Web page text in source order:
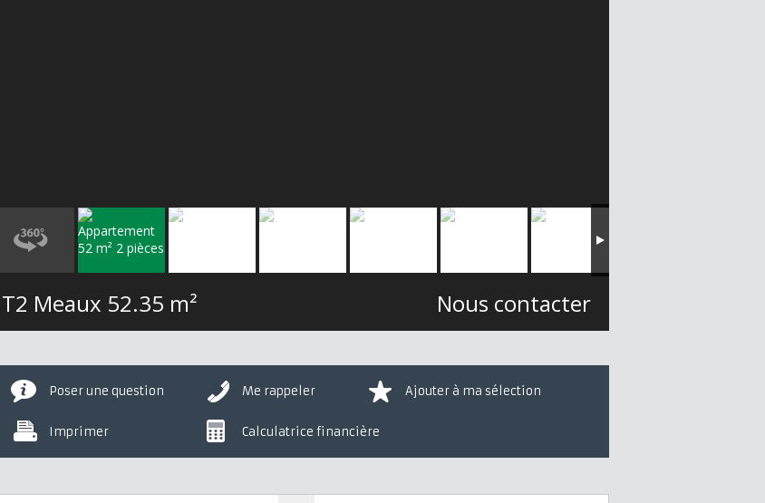
T2 Meaux 52.35 m² Nous contacter
Poser une question Me rappeler Ajouter à ma sélection
Imprimer Calculatrice financière